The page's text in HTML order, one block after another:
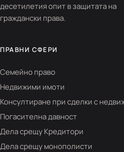
десетилетия опит в защитата на
граждански права.
ПРАВНИ СФЕРИ
Семейно право
Недвижими имоти
Консултиране при сделки с
Погасителна давност
Дела срещу Кредитори
Дела срещу монополисти